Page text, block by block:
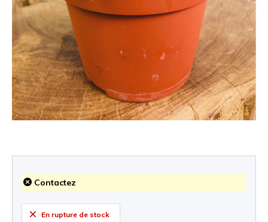
Contactez
En rupture de stock